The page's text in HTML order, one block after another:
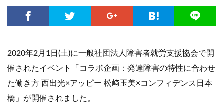
2020年2月1日(土)に一般社団法人障害者就労支援協会で開
催されたイベント「コラボ企画：発達障害の特性に合わせ
た働き方 西出光×アッピー 松﨑玉美×コンフィデンス日本
橋」が開催されました。